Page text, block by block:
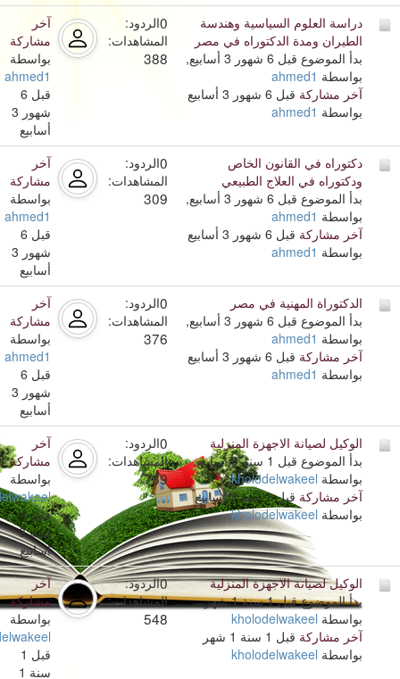
دراسة العلوم السياسية وهندسة
الطيران ومدة الدكتوراه في مصر
بدأ الموضوع قبل 6 شهور 3 أسابيع,
بواسطة ahmed1
آخر مشاركة قبل 6 شهور 3 أسابيع
بواسطة ahmed1
الردود:0
المشاهدات:
388
آخر
مشاركة
بواسطة
ahmed1
قبل 6
شهور 3
أسابيع
دكتوراه في القانون الخاص
ودكتوراه في العلاج الطبيعي
بدأ الموضوع قبل 6 شهور 3 أسابيع,
بواسطة ahmed1
آخر مشاركة قبل 6 شهور 3 أسابيع
بواسطة ahmed1
الردود:0
المشاهدات:
309
آخر
مشاركة
بواسطة
ahmed1
قبل 6
شهور 3
أسابيع
الدكتوراة المهنية في مصر
بدأ الموضوع قبل 6 شهور 3 أسابيع,
بواسطة ahmed1
آخر مشاركة قبل 6 شهور 3 أسابيع
بواسطة ahmed1
الردود:0
المشاهدات:
376
آخر
مشاركة
بواسطة
ahmed1
قبل 6
شهور 3
أسابيع
الوكيل لصيانة الاجهزة المنزلية
بدأ الموضوع قبل 1 سنة 3 أسابيع,
بواسطة kholodelwakeel
آخر مشاركة قبل 1 سنة 3 أسابيع
بواسطة kholodelwakeel
الردود:0
المشاهدات:
769
آخر
مشاركة
بواسطة
قبل 1
سنة 3
أسابيع
الوكيل لصيانة الاجهزة المنزلية
بدأ الموضوع قبل 1 سنة 1 شهر,
بواسطة kholodelwakeel
آخر مشاركة قبل 1 سنة 1 شهر
بواسطة kholodelwakeel
الردود:0
المشاهدات:
548
آخر
مشاركة
بواسطة
قبل 1
سنة 1